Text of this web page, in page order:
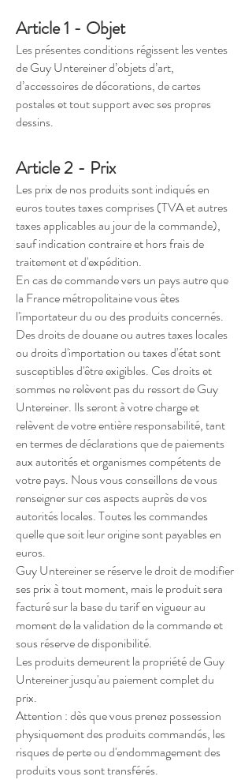
Article 1 - Objet
Les présentes conditions régissent les ventes
de Guy Untereiner d’objets d’art,
d’accessoires de décorations, de cartes
postales et tout support avec ses propres
dessins.
Article 2 - Prix
Les prix de nos produits sont indiqués en
euros toutes taxes comprises (TVA et autres
taxes applicables au jour de la commande),
sauf indication contraire et hors frais de
traitement et d'expédition.
En cas de commande vers un pays autre que
la France métropolitaine vous êtes
l'importateur du ou des produits concernés.
Des droits de douane ou autres taxes locales
ou droits d'importation ou taxes d'état sont
susceptibles d'être exigibles. Ces droits et
sommes ne relèvent pas du ressort de Guy
Untereiner. Ils seront à votre charge et
relèvent de votre entière responsabilité, tant
en termes de déclarations que de paiements
aux autorités et organismes compétents de
votre pays. Nous vous conseillons de vous
renseigner sur ces aspects auprès de vos
autorités locales. Toutes les commandes
quelle que soit leur origine sont payables en
euros.
Guy Untereiner se réserve le droit de modifier
ses prix à tout moment, mais le produit sera
facturé sur la base du tarif en vigueur au
moment de la validation de la commande et
sous réserve de disponibilité.
Les produits demeurent la propriété de Guy
Untereiner jusqu'au paiement complet du
prix.
Attention : dès que vous prenez possession
physiquement des produits commandés, les
risques de perte ou d'endommagement des
produits vous sont transférés.